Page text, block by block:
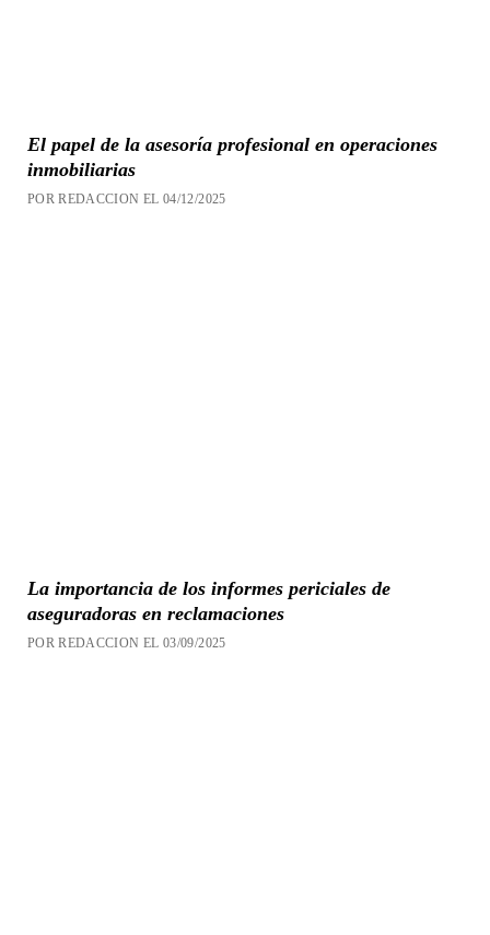
El papel de la asesoría profesional en operaciones
inmobiliarias
POR REDACCION EL 04/12/2025
La importancia de los informes periciales de
aseguradoras en reclamaciones
POR REDACCION EL 03/09/2025